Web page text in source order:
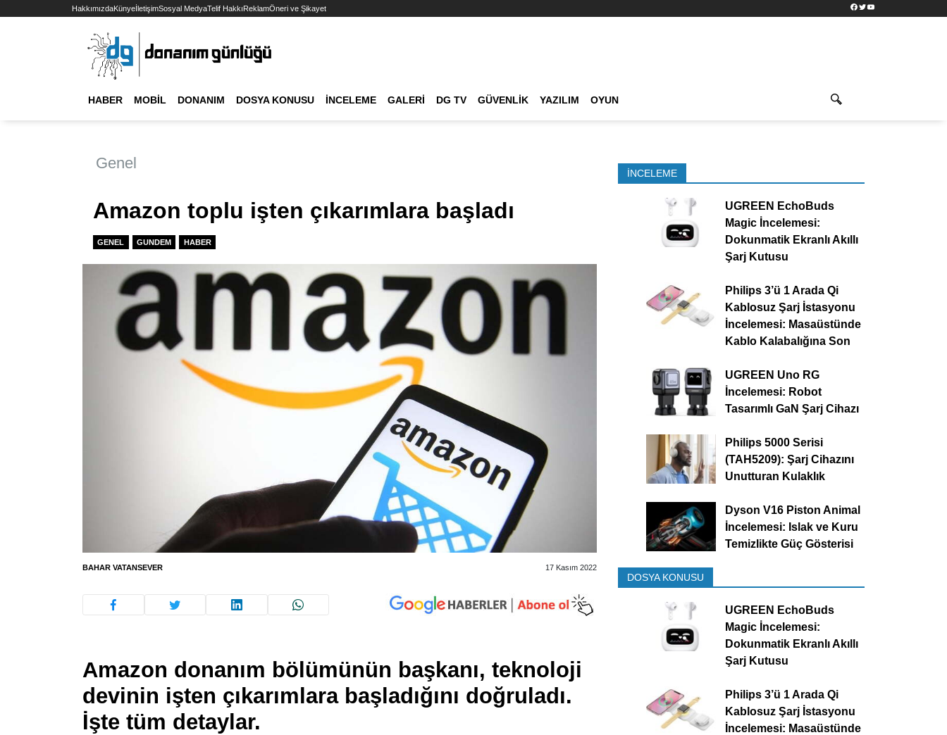
HakkımızdaKünyeİletişimSosyal MedyaTelif HakkıReklamÖneri ve Şikayet Facebook
TwitterYouTube
HABER MOBIL DONANIM DOSYA KONUSU İNCELEME GALERI DG TV GÜVENLIK YAZILIM OYUN
Genel
Amazon toplu işten çıkarımlara başladı
GENEL GUNDEM HABER
BAHAR VATANSEVER 17 Kasım 2022
Amazon donanım bölümünün başkanı, teknoloji
devinin işten çıkarımlara başladığını doğruladı.
İşte tüm detaylar.
İNCELEME
UGREEN EchoBuds
Magic İncelemesi:
Dokunmatik Ekranlı Akıllı
Şarj Kutusu
Philips 3’ü 1 Arada Qi
Kablosuz Şarj İstasyonu
İncelemesi: Masaüstünde
Kablo Kalabalığına Son
UGREEN Uno RG
İncelemesi: Robot
Tasarımlı GaN Şarj Cihazı
Philips 5000 Serisi
(TAH5209): Şarj Cihazını
Unutturan Kulaklık
Dyson V16 Piston Animal
İncelemesi: Islak ve Kuru
Temizlikte Güç Gösterisi
DOSYA KONUSU
UGREEN EchoBuds
Magic İncelemesi:
Dokunmatik Ekranlı Akıllı
Şarj Kutusu
Philips 3’ü 1 Arada Qi
Kablosuz Şarj İstasyonu
İncelemesi: Masaüstünde